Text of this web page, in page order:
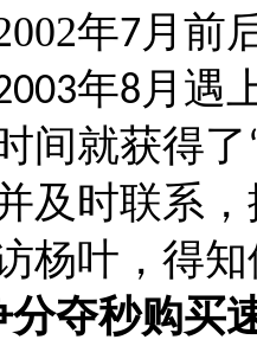
年7 月前
年8 月遇
间就获得了
及时联系
杨叶，得
分夺秒购买